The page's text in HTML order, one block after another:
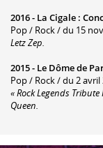
2016 - La Cigale :
Pop / Rock / du 15
Letz Zep.
2015 - Le Dôme de
Pop / Rock / du 2 avril
« Rock Legends Tribute
Queen.